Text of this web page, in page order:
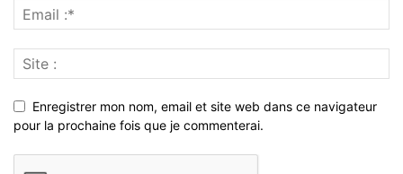
Enregistrer mon nom, email et site web dans ce navigateur
pour la prochaine fois que je commenterai.